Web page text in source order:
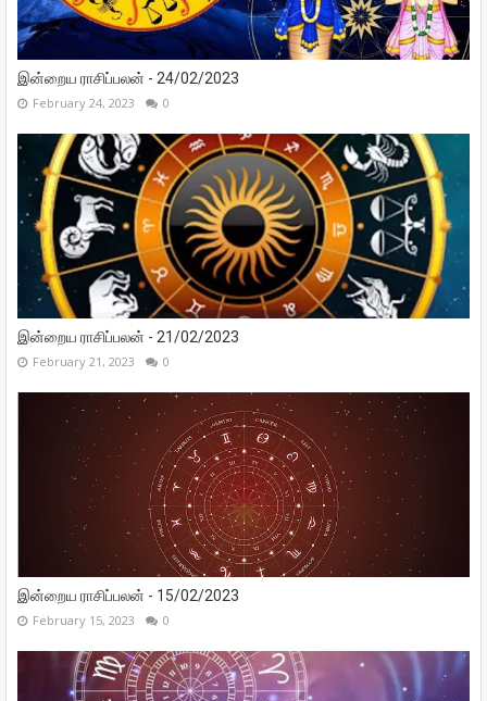
இன்றைய ராசிப்பலன் - 24/02/2023
February 24, 2023 0
இன்றைய ராசிப்பலன் - 21/02/2023
February 21, 2023 0
இன்றைய ராசிப்பலன் - 15/02/2023
February 15, 2023 0